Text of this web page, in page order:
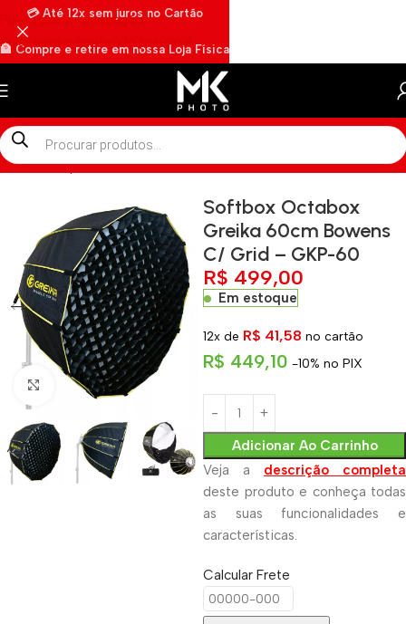
Pular para a navegação
Pular para o conteúdo principal
Início»Shop»Softbox Octabox Greika 60cm Bowens C/ Grid –
Clique para ampliar
Softbox Octabox
Greika 60cm Bowens
C/ Grid – GKP-60
R$ 499,00
Em estoque
12x de R$ 41,58 no cartão
R$ 449,10 -10% no PIX
Adicionar Ao Carrinho
Veja a descrição completa
deste produto e conheça todas
as suas funcionalidades e
características.
Calcular Frete
💳 Até 12x sem juros no Cartão
🏦 Compre e retire em nossa Loja Física
🏍️ Envios rápidos por Motoboy